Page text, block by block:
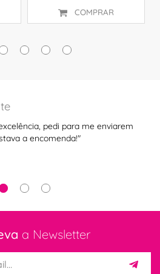
COMPRAR
pedi para me enviarem
a encomenda!"
a Newsletter